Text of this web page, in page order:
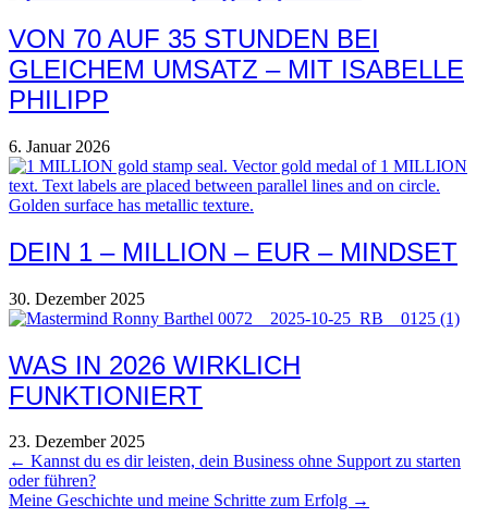
VON 70 AUF 35 STUNDEN BEI
GLEICHEM UMSATZ – MIT ISABELLE
PHILIPP
6. Januar 2026
DEIN 1 – MILLION – EUR – MINDSET
30. Dezember 2025
WAS IN 2026 WIRKLICH
FUNKTIONIERT
23. Dezember 2025
POSTS
NAVIGATION
← Kannst du es dir leisten, dein Business ohne Support zu starten
oder führen?
Meine Geschichte und meine Schritte zum Erfolg →